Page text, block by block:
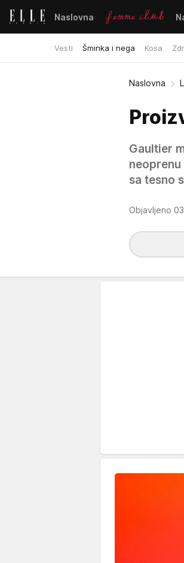
Naslovna
Vesti Šminka i nega Kosa
Naslovna
Gaultier
sa tesno
Objavljeno